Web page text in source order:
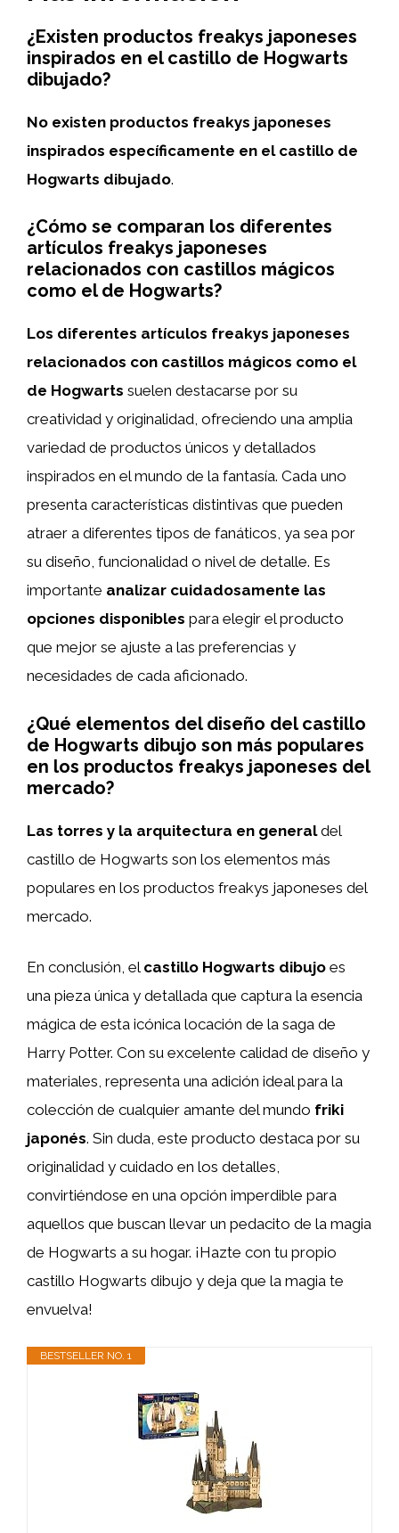
¿Existen productos freakys japoneses
inspirados en el castillo de Hogwarts
dibujado?
No existen productos freakys japoneses
inspirados específicamente en el castillo de
Hogwarts dibujado.
¿Cómo se comparan los diferentes
artículos freakys japoneses
relacionados con castillos mágicos
como el de Hogwarts?
Los diferentes artículos freakys japoneses
relacionados con castillos mágicos como el
de Hogwarts suelen destacarse por su
creatividad y originalidad, ofreciendo una amplia
variedad de productos únicos y detallados
inspirados en el mundo de la fantasía. Cada uno
presenta características distintivas que pueden
atraer a diferentes tipos de fanáticos, ya sea por
su diseño, funcionalidad o nivel de detalle. Es
importante analizar cuidadosamente las
opciones disponibles para elegir el producto
que mejor se ajuste a las preferencias y
necesidades de cada aficionado.
¿Qué elementos del diseño del castillo
de Hogwarts dibujo son más populares
en los productos freakys japoneses del
mercado?
Las torres y la arquitectura en generaldel
castillo de Hogwarts son los elementos más
populares en los productos freakys japoneses del
mercado.
En conclusión, el castillo Hogwarts dibujo es
una pieza única y detallada que captura la esencia
mágica de esta icónica locación de la saga de
Harry Potter. Con su excelente calidad de diseño y
materiales, representa una adición ideal para la
colección de cualquier amante del mundo friki
japonés. Sin duda, este producto destaca por su
originalidad y cuidado en los detalles,
convirtiéndose en una opción imperdible para
aquellos que buscan llevar un pedacito de la magia
de Hogwarts a su hogar. ¡Hazte con tu propio
castillo Hogwarts dibujo y deja que la magia te
envuelva!
BESTSELLER NO. 1